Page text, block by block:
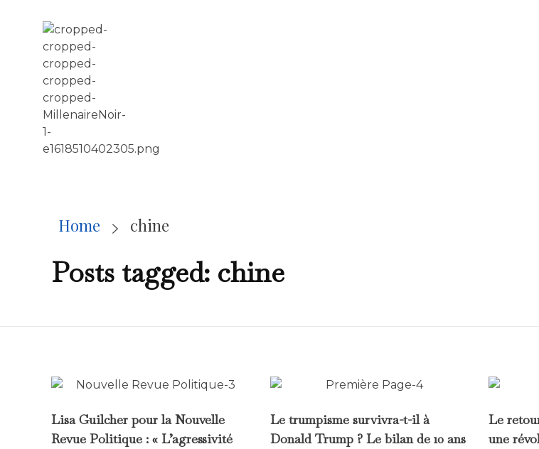
Home chine
Posts tagged: chine
Lisa Guilcher pour la Nouvelle
Revue Politique : « L’agressivité
Le trumpisme survivra-t-il à
Donald Trump ? Le bilan de 10 ans
Le
une